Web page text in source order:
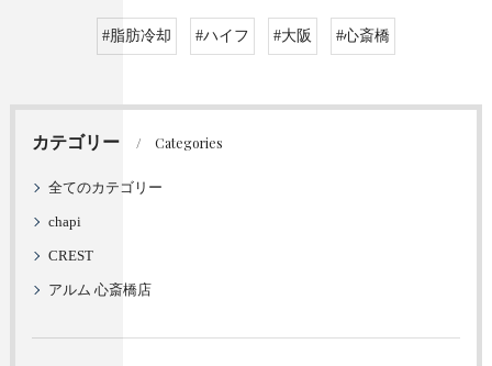
#脂肪冷却 #ハイフ #大阪 #心斎橋
カテゴリー Categories
全てのカテゴリー
chapi
CREST
アルム 心斎橋店